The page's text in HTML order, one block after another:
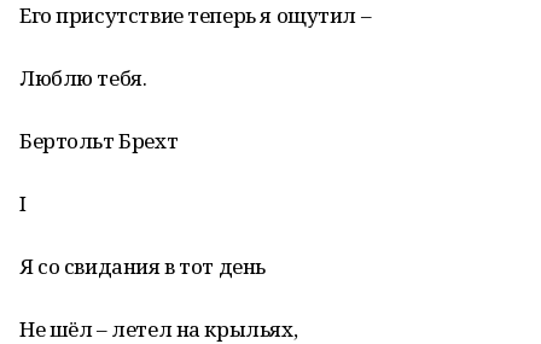
Его присутствие теперь я ощутил –
Люблю тебя.
Бертольт Брехт
I
Я со свидания в тот день
Не шёл – летел на крыльях,